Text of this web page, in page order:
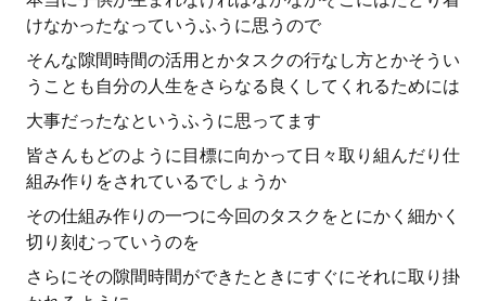
けなかったなっていうふうに思うので
そんな隙間時間の活用とかタスクの行なし方とかそうい
うことも自分の人生をさらなる良くしてくれるためには
大事だったなというふうに思ってます
皆さんもどのように目標に向かって日々取り組んだり仕
組み作りをされているでしょうか
その仕組み作りの一つに今回のタスクをとにかく細かく
切り刻むっていうのを
さらにその隙間時間ができたときにすぐにそれに取り掛